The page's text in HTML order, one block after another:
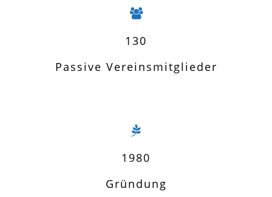
130
Passive Vereinsmitglieder
1980
Gründung